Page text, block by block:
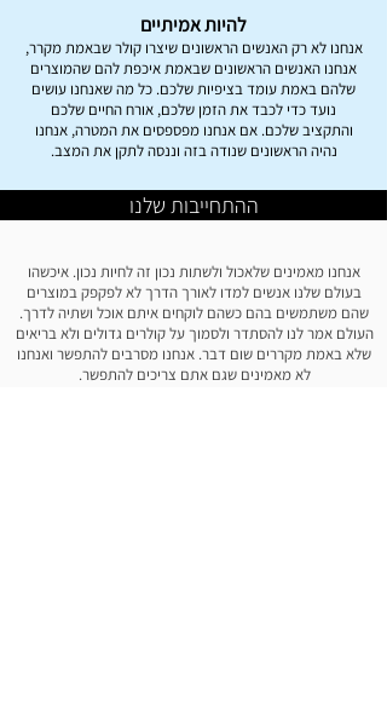
להיות אמיתיים
אנחנו לא רק האנשים הראשונים שיצרו קולר שבאמת מקרר,
אנחנו האנשים הראשונים שבאמת איכפת להם שהמוצרים
שלהם באמת עומד בציפיות שלכם. כל מה שאנחנו עושים
נועד כדי לכבד את הזמן שלכם, אורח החיים שלכם
והתקציב שלכם. אם אנחנו מפספסים את המטרה, אנחנו
נהיה הראשונים שנודה בזה וננסה לתקן את המצב.
ההתחייבות שלנו
אנחנו מאמינים שלאכול ולשתות נכון זה לחיות נכון. איכשהו
בעולם שלנו אנשים למדו לאורך הדרך לא לפקפק במוצרים
שהם משתמשים בהם כשהם לוקחים איתם אוכל ושתיה לדרך.
העולם אמר לנו להסתדר ולסמוך על קולרים גדולים ולא בריאים
שלא באמת מקררים שום דבר. אנחנו מסרבים להתפשר ואנחנו
לא מאמינים שגם אתם צריכים להתפשר.